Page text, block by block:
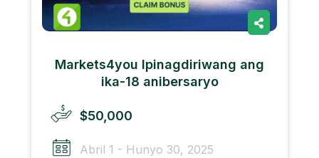
Markets4you Ipinagdiriwang ang
ika-18 anibersaryo
$50,000
Abril 1 - Hunyo 30, 2025